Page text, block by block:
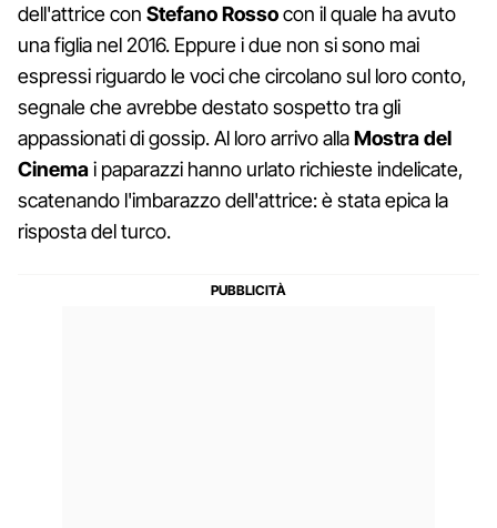
dell'attrice con StefanoRossocon il quale ha avuto
una figlia nel 2016. Eppure i due non si sono mai
espressi riguardo le voci che circolano sul loro conto,
segnale che avrebbe destato sospetto tra gli
appassionati di gossip. Al loro arrivo allaMostra del
Cinemai paparazzi hanno urlato richieste indelicate,
scatenando l'imbarazzo dell'attrice: è stata epica la
risposta del turco.